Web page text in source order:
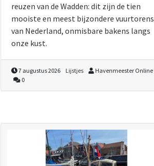
reuzen van de Wadden: dit zijn de tien
mooiste en meest bijzondere vuurtorens
van Nederland, onmisbare bakens langs
onze kust.
7 augustus 2026 Lijstjes
Havenmeester Online
0